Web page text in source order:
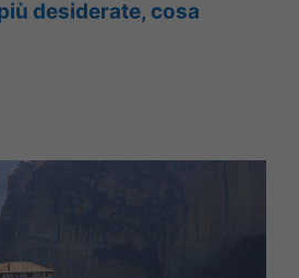
desiderate, cosa